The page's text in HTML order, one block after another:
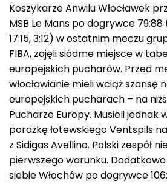
Koszykarze Anwilu Włocławek
MSB Le Mans po dogrywce 79:88
17:15, 3:12) w ostatnim meczu
FIBA, zajęli siódme miejsce w
europejskich pucharów. Przed
włocławianie mieli wciąż szansę
europejskich pucharach – na
Pucharze Europy. Musieli jednak
porażkę łotewskiego Ventspils
z Sidigas Avellino. Polski zespół
pierwszego warunku.
siebie Włochów po dogrywce